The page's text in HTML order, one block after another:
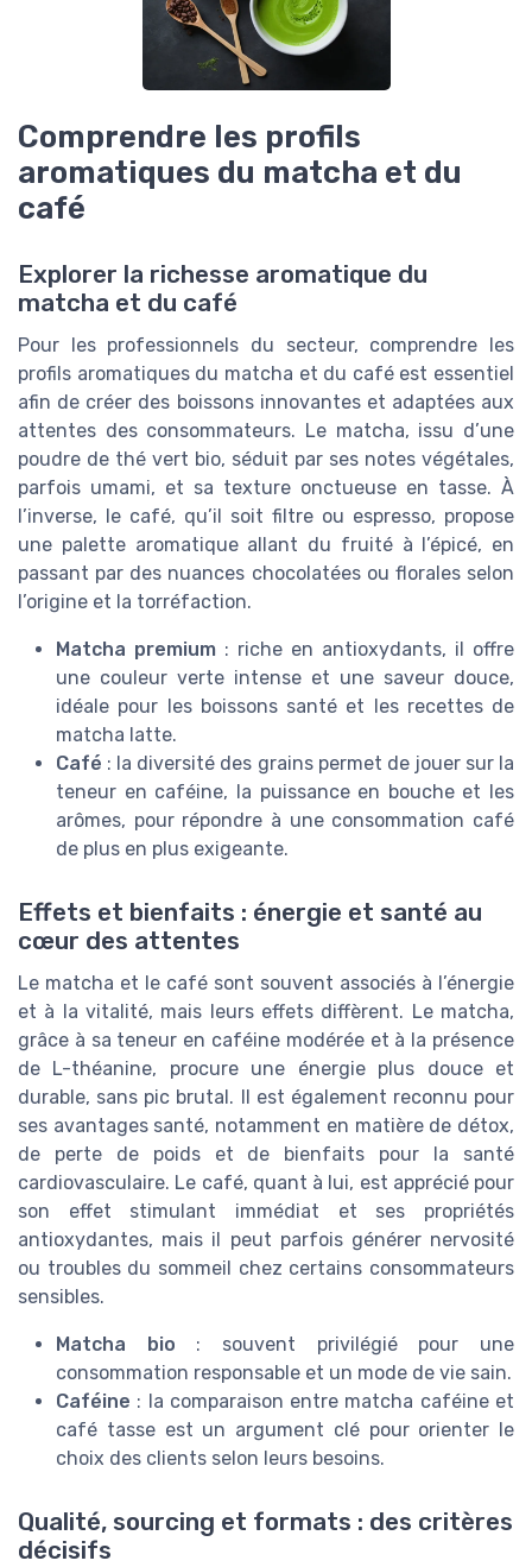
Comprendre les profils
aromatiques du matcha et du
café
Explorer la richesse aromatique du
matcha et du café
Pour les professionnels du secteur, comprendre les
profils aromatiques du matcha et du café est essentiel
afin de créer des boissons innovantes et adaptées aux
attentes des consommateurs. Le matcha, issu d’une
poudre de thé vert bio, séduit par ses notes végétales,
parfois umami, et sa texture onctueuse en tasse. À
l’inverse, le café, qu’il soit filtre ou espresso, propose
une palette aromatique allant du fruité à l’épicé, en
passant par des nuances chocolatées ou florales selon
l’origine et la torréfaction.
Matcha premium : riche en antioxydants, il offre
une couleur verte intense et une saveur douce,
idéale pour les boissons santé et les recettes de
matcha latte.
Café : la diversité des grains permet de jouer sur la
teneur en caféine, la puissance en bouche et les
arômes, pour répondre à une consommation café
de plus en plus exigeante.
Effets et bienfaits : énergie et santé au
cœur des attentes
Le matcha et le café sont souvent associés à l’énergie
et à la vitalité, mais leurs effets diffèrent. Le matcha,
grâce à sa teneur en caféine modérée et à la présence
de L-théanine, procure une énergie plus douce et
durable, sans pic brutal. Il est également reconnu pour
ses avantages santé, notamment en matière de détox,
de perte de poids et de bienfaits pour la santé
cardiovasculaire. Le café, quant à lui, est apprécié pour
son effet stimulant immédiat et ses propriétés
antioxydantes, mais il peut parfois générer nervosité
ou troubles du sommeil chez certains consommateurs
sensibles.
Matcha bio : souvent privilégié pour une
consommation responsable et un mode de vie sain.
Caféine : la comparaison entre matcha caféine et
café tasse est un argument clé pour orienter le
choix des clients selon leurs besoins.
Qualité, sourcing et formats : des critères
décisifs